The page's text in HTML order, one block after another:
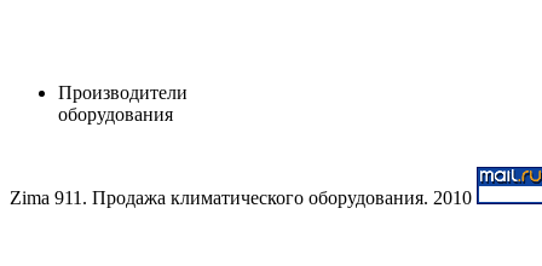
Производители
оборудования
Zima 911. Продажа климатического оборудования. 2010